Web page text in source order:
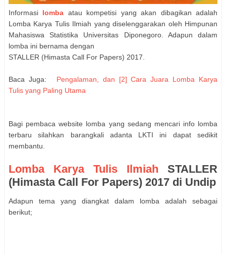
Informasi lomba atau kompetisi yang akan dibagikan adalah
Lomba Karya Tulis Ilmiah yang diselenggarakan oleh Himpunan
Mahasiswa Statistika Universitas Diponegoro. Adapun dalam
lomba ini bernama dengan
STALLER (Himasta Call For Papers) 2017.
Baca Juga:
Pengalaman, dan [2] Cara Juara Lomba Karya
Tulis yang Paling Utama
Bagi pembaca website lomba yang sedang mencari info lomba
terbaru silahkan barangkali adanta LKTI ini dapat sedikit
membantu.
Lomba Karya Tulis Ilmiah STALLER
(Himasta Call For Papers) 2017 di Undip
Adapun tema yang diangkat dalam lomba adalah sebagai
berikut;